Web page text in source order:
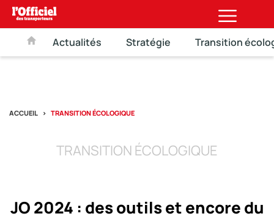
Actualités Stratégie Transition
ACCUEIL TRANSITION ÉCOLOGIQUE
TRANSITION ÉCOLOGIQUE
JO 2024 : des outils et encore du